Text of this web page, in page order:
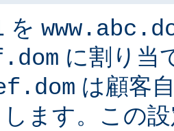
を
に割り当
は顧客
ます。この